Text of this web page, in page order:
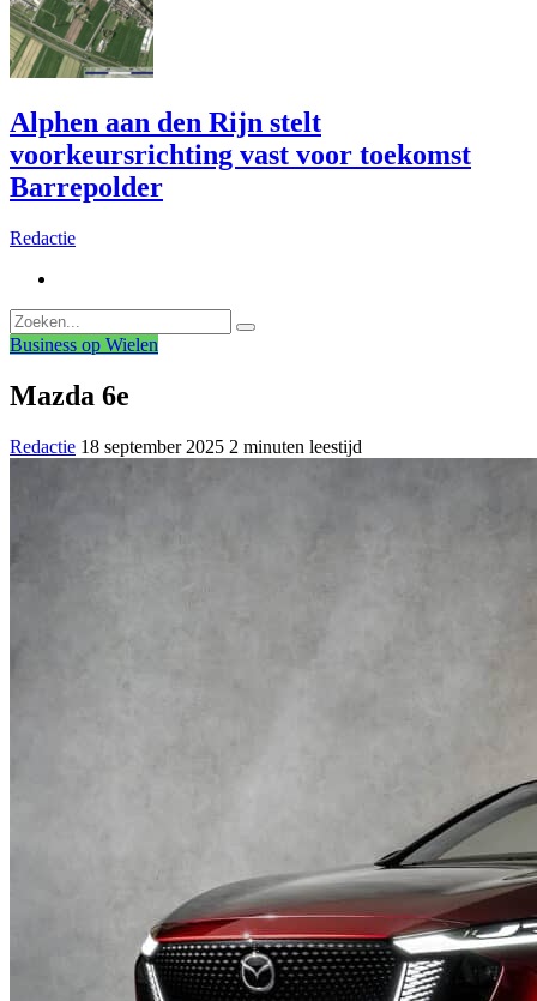
Alphen aan den Rijn stelt
voorkeursrichting vast voor toekomst
Barrepolder
Redactie
Business op Wielen
Mazda 6e
Redactie 18 september 2025 2 minuten leestijd